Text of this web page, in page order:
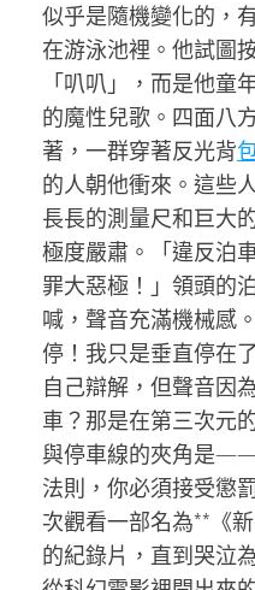
似乎是隨機變化的，
在游泳池裡。他試圖
「叭叭」，而是他童
的魔性兒歌。四面八
著，一群穿著反光背
的人朝他衝來。這些
長長的測量尺和巨大
極度嚴肅。「違反泊
罪大惡極！」領頭的
喊，聲音充滿機械感
停！我只是垂直停在
自己辯解，但聲音因
車？那是在第三次元
與停車線的夾角是
法則，你必須接受懲
次觀看一部名為**《
的紀錄片，直到哭泣